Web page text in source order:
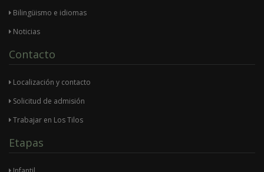
Bilingüismo e idiomas
Noticias
Contacto
Localización y contacto
Solicitud de admisión
Trabajar en Los Tilos
Etapas